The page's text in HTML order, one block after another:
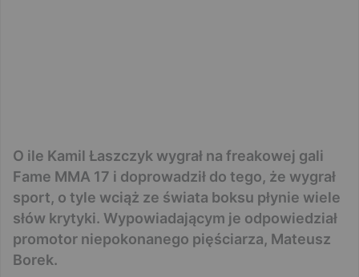
O ile Kamil Łaszczyk wygrał na freakowej gali
Fame MMA 17 i doprowadził do tego, że wygrał
sport, o tyle wciąż ze świata boksu płynie wiele
słów krytyki. Wypowiadającym je odpowiedział
promotor niepokonanego pięściarza, Mateusz
Borek.